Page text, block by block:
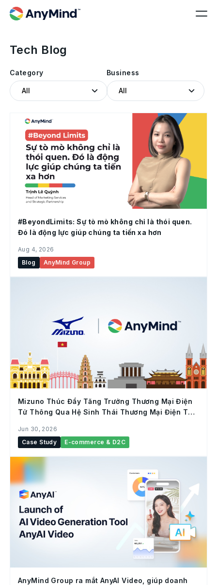
Tech Blog
Category Business
Blog AnyMind Group
Aug 4, 2026
#BeyondLimits: Sự tò mò không chỉ là thói quen.
Đó là động lực giúp chúng ta tiến xa hơn
Mizuno Thúc Đẩy Tăng Trưởng Thương Mại Điện
Tử Thông Qua Hệ Sinh Thái Thương Mại Điện Tử
Jun 30, 2026
Case Study
E-commerce & D2C
AnyMind Group ra mắt AnyAI Video, giúp doanh